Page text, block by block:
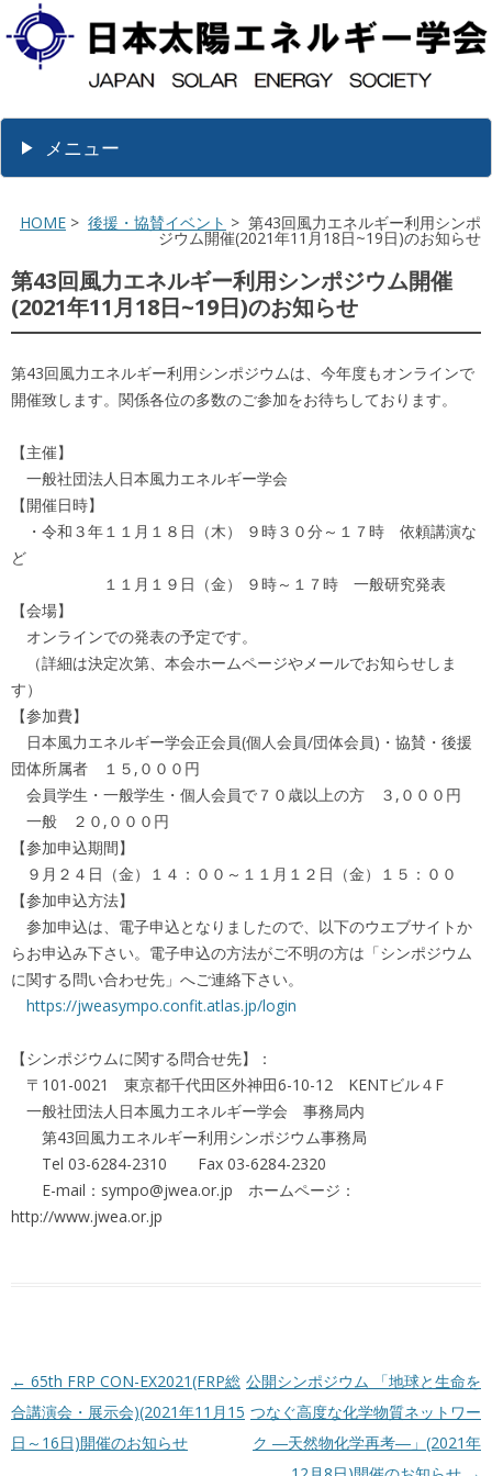
メニュー
HOME > 後援・協賛イベント > 第43回風力エネルギー利用シンポ
ジウム開催(2021年11月18日~19日)のお知らせ
第43回風力エネルギー利用シンポジウム開催
(2021年11月18日~19日)のお知らせ
第43回風力エネルギー利用シンポジウムは、今年度もオンラインで
開催致します。関係各位の多数のご参加をお待ちしております。
【主催】
一般社団法人日本風力エネルギー学会
【開催日時】
・令和３年１１月１８日（木） ９時３０分～１７時 依頼講演な
ど
１１月１９日（金） ９時～１７時 一般研究発表
【会場】
オンラインでの発表の予定です。
（詳細は決定次第、本会ホームページやメールでお知らせしま
す）
【参加費】
日本風力エネルギー学会正会員(個人会員/団体会員)・協賛・後援
団体所属者 １５,０００円
会員学生・一般学生・個人会員で７０歳以上の方 ３,０００円
一般 ２０,０００円
【参加申込期間】
９月２４日（金）１４：００～１１月１２日（金）１５：００
【参加申込方法】
参加申込は、電子申込となりましたので、以下のウエブサイトか
らお申込み下さい。電子申込の方法がご不明の方は「シンポジウム
に関する問い合わせ先」へご連絡下さい。
https://jweasympo.confit.atlas.jp/login
【シンポジウムに関する問合せ先】：
〒101-0021 東京都千代田区外神田6-10-12 KENTビル４F
一般社団法人日本風力エネルギー学会 事務局内
第43回風力エネルギー利用シンポジウム事務局
Tel 03-6284-2310 Fax 03-6284-2320
E-mail：sympo@jwea.or.jp ホームページ：
http://www.jwea.or.jp
投稿ナビゲーション
← 65th FRP CON-EX2021(FRP総
合講演会・展示会)(2021年11月15
日～16日)開催のお知らせ
公開シンポジウム 「地球と生命を
つなぐ高度な化学物質ネットワー
ク ―天然物化学再考―」(2021年